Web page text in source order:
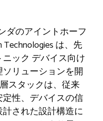
ダのアイントホーフ
は、先
ック デバイス向け
リューションを開
スタックは、従来
性、デバイスの信
された設計構造に